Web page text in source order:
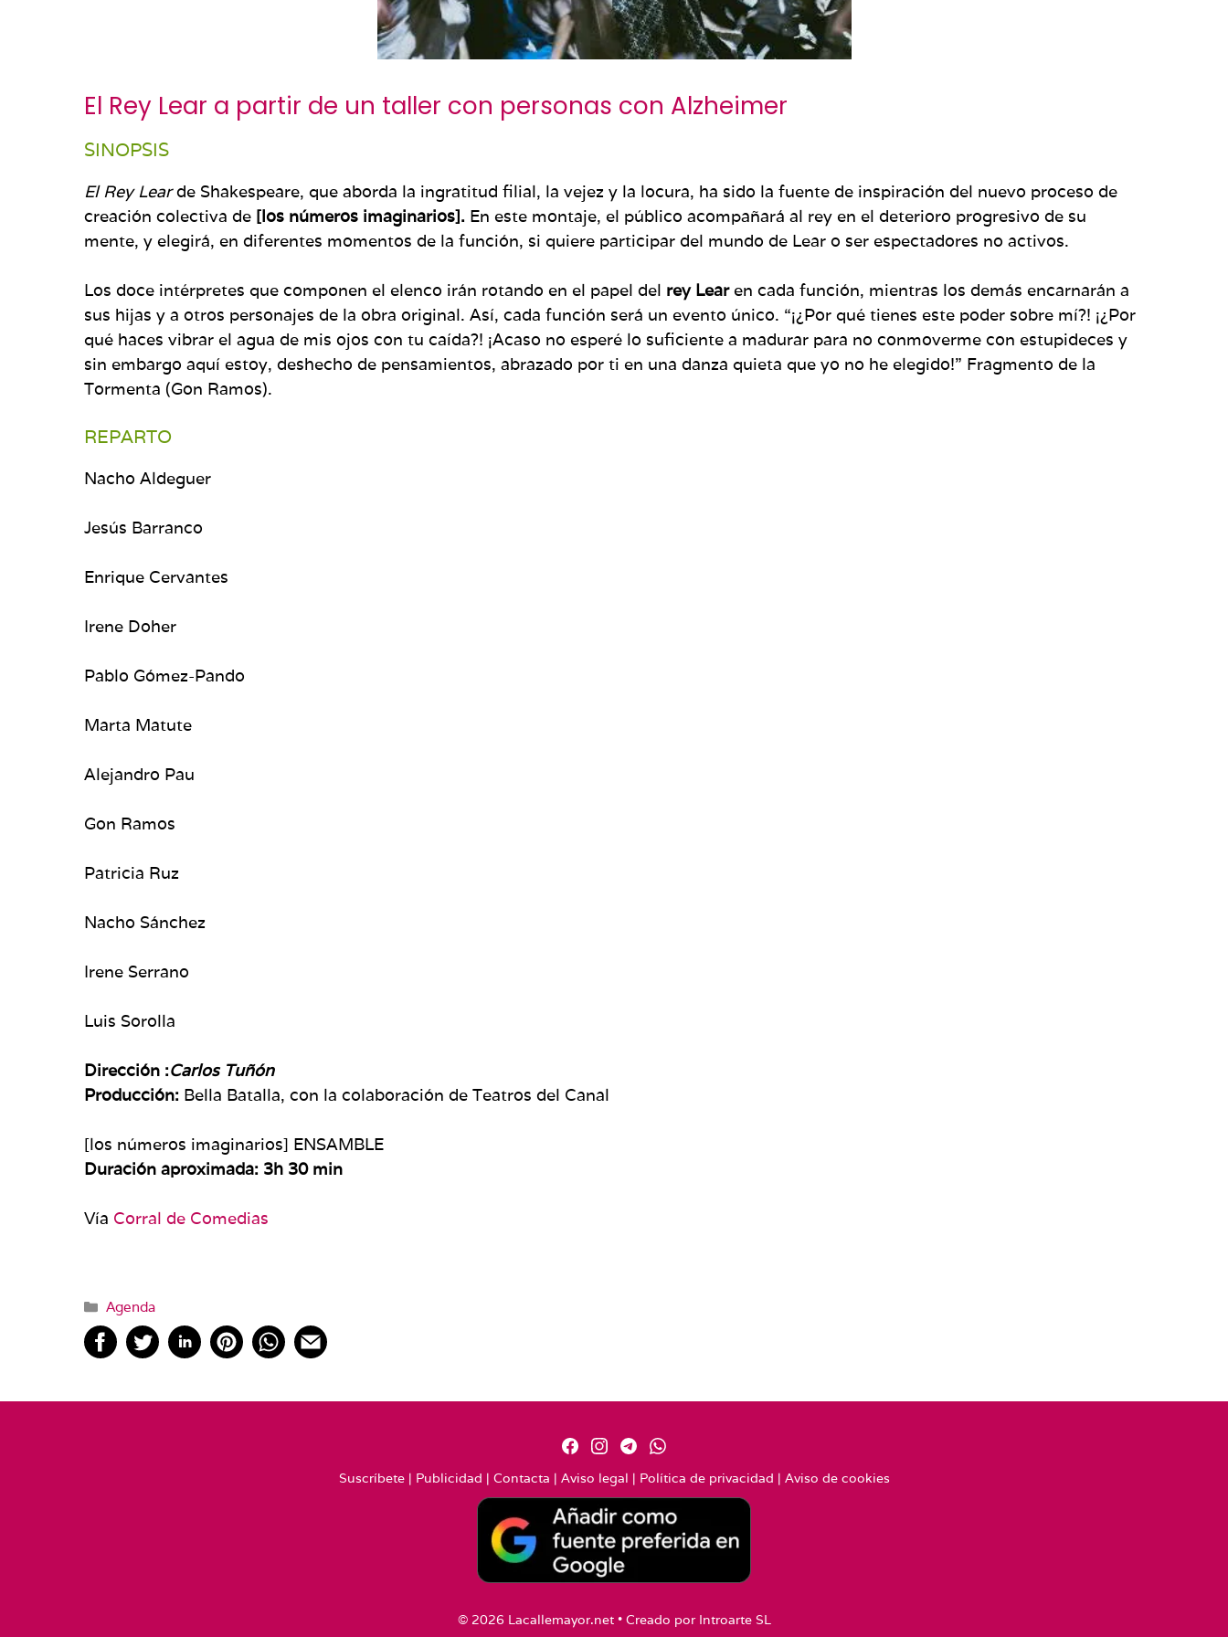
El Rey Lear a partir de un taller con personas con Alzheimer
SINOPSIS
El Rey Learde Shakespeare, que aborda la ingratitud filial, la vejez y la locura, ha sido la fuente de inspiración del nuevo proceso de
creación colectiva de [los números imaginarios]. En este montaje, el público acompañará al rey en el deterioro progresivo de su
mente, y elegirá, en diferentes momentos de la función, si quiere participar del mundo de Lear o ser espectadores no activos.
Los doce intérpretes que componen el elenco irán rotando en el papel del rey Learen cada función, mientras los demás encarnarán a
sus hijas y a otros personajes de la obra original. Así, cada función será un evento único. “¡¿Por qué tienes este poder sobre mí?! ¡¿Por
qué haces vibrar el agua de mis ojos con tu caída?! ¡Acaso no esperé lo suficiente a madurar para no conmoverme con estupideces y
sin embargo aquí estoy, deshecho de pensamientos, abrazado por ti en una danza quieta que yo no he elegido!” Fragmento de la
Tormenta (Gon Ramos).
REPARTO
Nacho Aldeguer
Jesús Barranco
Enrique Cervantes
Irene Doher
Pablo Gómez-Pando
Marta Matute
Alejandro Pau
Gon Ramos
Patricia Ruz
Nacho Sánchez
Irene Serrano
Luis Sorolla
Dirección :Carlos Tuñón
Producción: Bella Batalla, con la colaboración de Teatros del Canal
[los números imaginarios] ENSAMBLE
Duración aproximada: 3h 30 min
Vía Corral de Comedias
Categorías
Agenda
Suscríbete| Publicidad | Contacta | Aviso legal | Política de privacidad | Aviso de cookies
© 2026 Lacallemayor.net • Creado por Introarte SL